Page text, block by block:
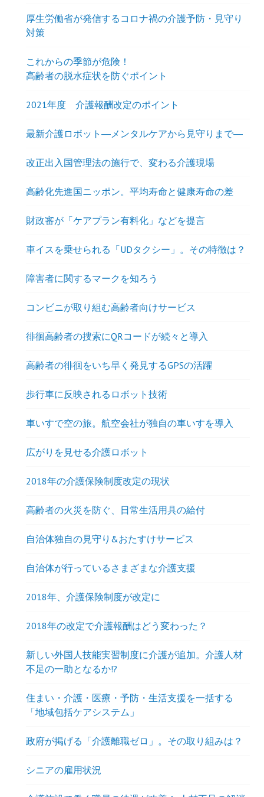
厚生労働省が発信するコロナ禍の介護予防・見守り
対策
これからの季節が危険！
高齢者の脱水症状を防ぐポイント
2021年度 介護報酬改定のポイント
最新介護ロボット―メンタルケアから見守りまで―
改正出入国管理法の施行で、変わる介護現場
高齢化先進国ニッポン。平均寿命と健康寿命の差
財政審が「ケアプラン有料化」などを提言
車イスを乗せられる「UDタクシー」。その特徴は？
障害者に関するマークを知ろう
コンビニが取り組む高齢者向けサービス
徘徊高齢者の捜索にQRコードが続々と導入
高齢者の徘徊をいち早く発見するGPSの活躍
歩行車に反映されるロボット技術
車いすで空の旅。航空会社が独自の車いすを導入
広がりを見せる介護ロボット
2018年の介護保険制度改定の現状
高齢者の火災を防ぐ、日常生活用具の給付
自治体独自の見守り&おたすけサービス
自治体が行っているさまざまな介護支援
2018年、介護保険制度が改定に
2018年の改定で介護報酬はどう変わった？
新しい外国人技能実習制度に介護が追加。介護人材
不足の一助となるか!?
住まい・介護・医療・予防・生活支援を一括する
「地域包括ケアシステム」
政府が掲げる「介護離職ゼロ」。その取り組みは？
シニアの雇用状況